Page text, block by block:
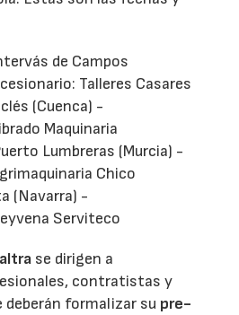
de Campos
Talleres Casares
(Cuenca) -
Maquinaria
Lumbreras (Murcia) -
Chico
(Navarra) -
Serviteco
se dirigen a
contratistas y
deberán formalizar su pre-